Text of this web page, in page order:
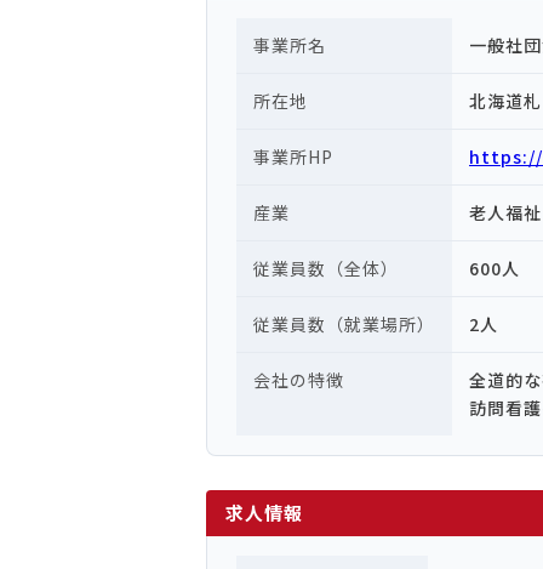
事業所名 一般社
所在地 北海道
事業所HP
産業 老人福
従業員数（全体） 600人
従業員数（就業場所） 2人
会社の特徴
全道的
訪問看
求人情報